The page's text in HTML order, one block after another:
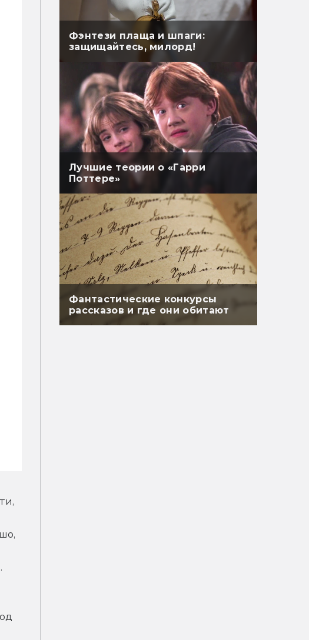
Фэнтези плаща и шпаги:
защищайтесь, милорд!
Лучшие теории о «Гарри
Поттере»
Фантастические конкурсы
рассказов и где они обитают